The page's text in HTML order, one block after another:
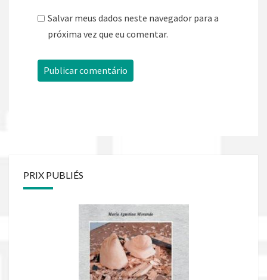
Salvar meus dados neste navegador para a
próxima vez que eu comentar.
PRIX PUBLIÉS